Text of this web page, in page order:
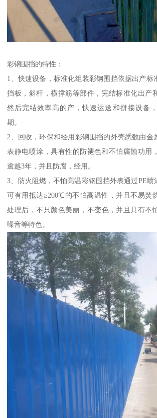
彩钢围挡的特性：
1、快速设备，标准化组装彩钢围挡依据出产标
挡板，斜杆，横撑筋等部件，完结标准化出产
然后完结效率高的产，快速运送和拼接设备
期。
2、回收，环保和经用彩钢围挡的外壳悉数由金
表静电喷涂，具有性的防褪色和不怕腐蚀功用
逾越3年，并且防腐，经用。
3、防火阻燃，不怕高温彩钢围挡外表通过PE喷
可有用抵达≥200℃的不怕高温性，并且不易焚
处理后，不只颜色美丽，不变色，并且具有不
噪音等特色。